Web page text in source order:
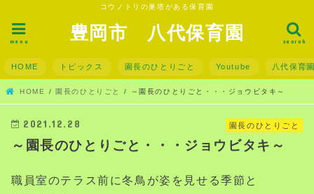
コウノトリの巣塔がある保育園
豊岡市 八代保育園 search
menu
HOME トピックス 園長のひとりごと Youtube 八代保育
HOME 園長のひとりごと ～園長のひとりごと・・・ジョウビタキ～
園長のひとりごと
2021.12.28
～園長のひとりごと・・・ジョウビタキ～
職員室のテラス前に冬鳥が姿を見せる季節と